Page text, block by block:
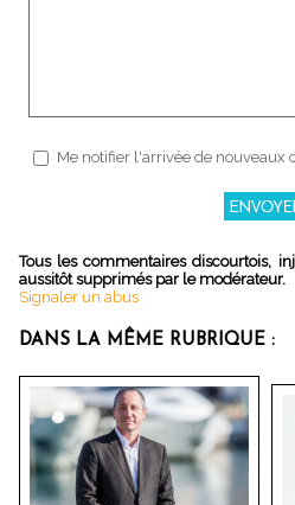
Me notifier l'arrivée de nouveaux
Tous les commentaires discourtois,
aussitôt supprimés par le modérateur.
Signaler un abus
DANS LA MÊME RUBRIQUE :